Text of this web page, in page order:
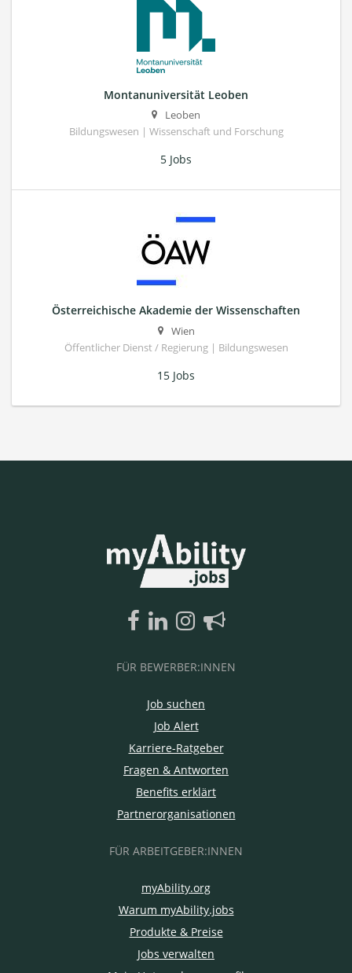
Montanuniversität Leoben
Leoben
Bildungswesen | Wissenschaft und Forschung
5 Jobs
Österreichische Akademie der Wissenschaften
Wien
Öffentlicher Dienst / Regierung | Bildungswesen
15 Jobs
FÜR BEWERBER:INNEN
Job suchen
Job Alert
Karriere-Ratgeber
Fragen & Antworten
Benefits erklärt
Partnerorganisationen
FÜR ARBEITGEBER:INNEN
myAbility.org
Warum myAbility.jobs
Produkte & Preise
Jobs verwalten